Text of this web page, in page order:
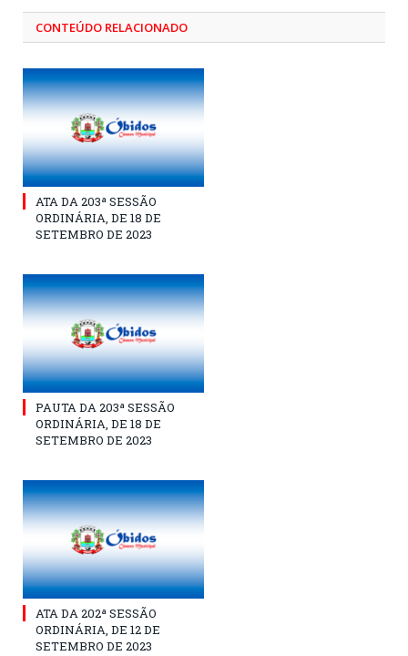
CONTEÚDO RELACIONADO
ATA DA 203ª SESSÃO
ORDINÁRIA, DE 18 DE
SETEMBRO DE 2023
PAUTA DA 203ª SESSÃO
ORDINÁRIA, DE 18 DE
SETEMBRO DE 2023
ATA DA 202ª SESSÃO
ORDINÁRIA, DE 12 DE
SETEMBRO DE 2023